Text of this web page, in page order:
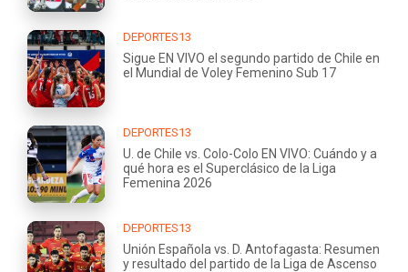
DEPORTES13
Sigue EN VIVO el segundo partido de Chile en
el Mundial de Voley Femenino Sub 17
DEPORTES13
U. de Chile vs. Colo-Colo EN VIVO: Cuándo y a
qué hora es el Superclásico de la Liga
Femenina 2026
DEPORTES13
Unión Española vs. D. Antofagasta: Resumen
y resultado del partido de la Liga de Ascenso